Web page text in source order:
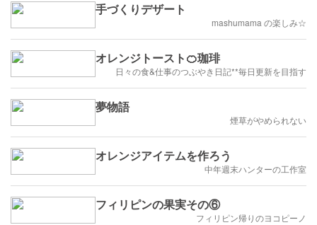
手づくりデザート
mashumama の楽しみ☆
オレンジトースト🍊珈琲
日々の食&仕事のつぶやき日記**毎日更新を目指す
夢物語
煙草がやめられない
オレンジアイテムを作ろう
中年週末ハンターの工作室
フィリピンの果実その⑥
フィリピン帰りのヨコピーノ